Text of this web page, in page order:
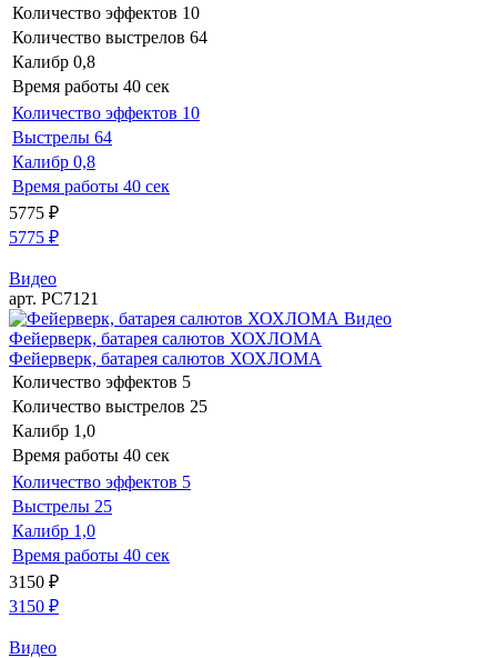
Количество эффектов 10
Количество выстрелов 64
Калибр 0,8
Время работы 40 сек
Количество эффектов 10
Выстрелы 64
Калибр 0,8
Время работы 40 сек
5775 ₽
5775 ₽
Видео
арт. РС7121
Видео
Фейерверк, батарея салютов ХОХЛОМА
Фейерверк, батарея салютов ХОХЛОМА
Количество эффектов 5
Количество выстрелов 25
Калибр 1,0
Время работы 40 сек
Количество эффектов 5
Выстрелы 25
Калибр 1,0
Время работы 40 сек
3150 ₽
3150 ₽
Видео